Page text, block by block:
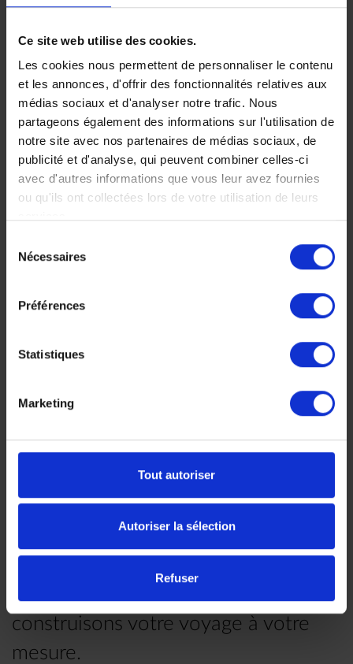
Ce site web utilise des cookies.
Les cookies nous permettent de personnaliser le contenu
et les annonces, d'offrir des fonctionnalités relatives aux
médias sociaux et d'analyser notre trafic. Nous
partageons également des informations sur l'utilisation de
notre site avec nos partenaires de médias sociaux, de
publicité et d'analyse, qui peuvent combiner celles-ci
avec d'autres informations que vous leur avez fournies
ou qu'ils ont collectées lors de votre utilisation de leurs
Nécessaires
Préférences
Statistiques
Marketing
Tout autoriser
Autoriser la sélection
Refuser
mesure au
Rwanda : à la
rencontre des
primates
À la rencontre des gorilles
et des chimpanzés du
Rwanda, l’émotion rare
500 €
Circuit Safari
du Rwanda
Explorez le Rwanda,
préservés.
13 jours, à partir de 26
Voyage Rwanda
Faites nous part de vos
voyage est unique, nous
construisons votre voyage à votre
mesure.